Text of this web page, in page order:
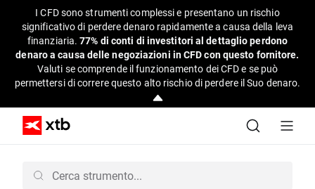
I CFD sono strumenti complessi e presentano un rischio
significativo di perdere denaro rapidamente a causa della leva
finanziaria.77% di conti di investitori al dettaglio perdono
denaro a causa delle negoziazioni in CFD con questo fornitore.
Valuti se comprende il funzionamento dei CFD e se può
permettersi di correre questo alto rischio di perdere il Suo denaro.